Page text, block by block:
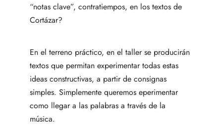
“notas clave”, contratiempos, en los textos de
Cortázar?
En el terreno práctico, en el taller se producirán
textos que permitan experimentar todas estas
ideas constructivas, a partir de consignas
simples. Simplemente queremos eperimentar
como llegar a las palabras a través de la
música.